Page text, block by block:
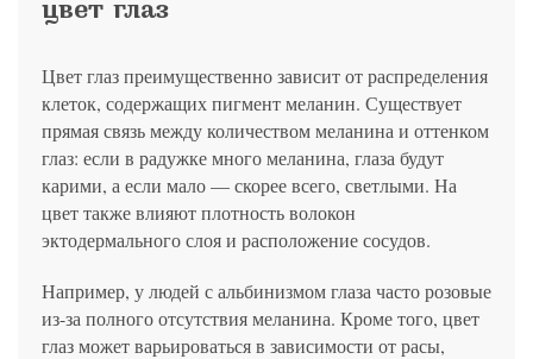
цвет глаз
Цвет глаз преимущественно зависит от распределения
клеток, содержащих пигмент меланин. Существует
прямая связь между количеством меланина и оттенком
глаз: если в радужке много меланина, глаза будут
карими, а если мало — скорее всего, светлыми. На
цвет также влияют плотность волокон
эктодермального слоя и расположение сосудов.
Например, у людей с альбинизмом глаза часто розовые
из-за полного отсутствия меланина. Кроме того, цвет
глаз может варьироваться в зависимости от расы,